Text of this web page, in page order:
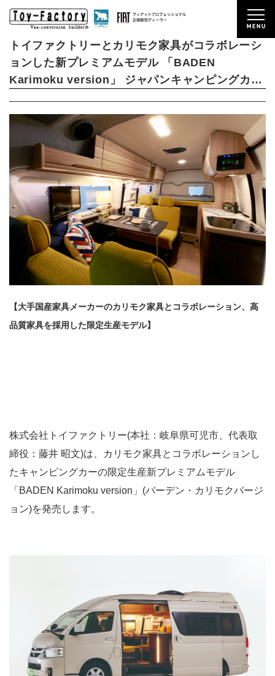
2021/04/01 NEWS
トイファクトリーとカリモク家具がコラボレーシ
ョンした新プレミアムモデル 「BADEN
Karimoku version」 ジャパンキャンピングカー
【大手国産家具メーカーのカリモク家具とコラボレーション、高
品質家具を採用した限定生産モデル】
株式会社トイファクトリー(本社：岐阜県可児市、代表取
締役：藤井 昭文)は、カリモク家具とコラボレーションし
たキャンピングカーの限定生産新プレミアムモデル
「BADEN Karimoku version」(バーデン・カリモクバージ
ョン)を発売します。